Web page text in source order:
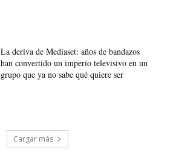
La deriva de Mediaset: años de bandazos
han convertido un imperio televisivo en un
grupo que ya no sabe qué quiere ser
Cargar más